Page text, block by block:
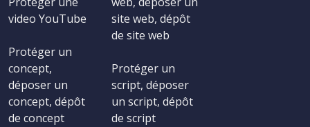
video YouTube
Protéger un
concept,
déposer un
concept, dépôt
de concept
site web, dépôt
de site web
Protéger un
script, déposer
un script, dépôt
de script